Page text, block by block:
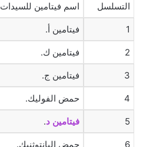
التسلسل اسم فيتامين للسيدات
1 فيتامين أ.
2 فيتامين ك.
3 فيتامين ج.
4 حمض الفوليك.
5 فيتامين د.
6 حمض البانتوثنيك.